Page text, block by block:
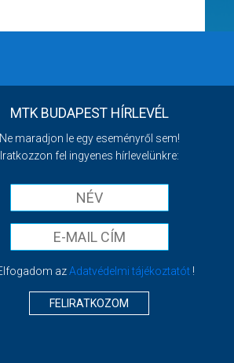
MTK BUDAPEST HÍRLEVÉL
Ne maradjon le egy eseményről sem!
Iratkozzon fel ingyenes hírlevelünkre:
azAdatvédelmi tájékoztatót !
FELIRATKOZOM